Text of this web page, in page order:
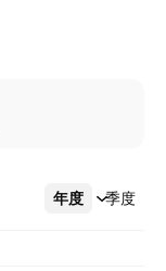
年度 季度
更多